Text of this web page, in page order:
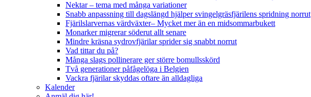
Nektar – tema med många variationer
Snabb anpassning till dagslängd hjälper svingelgräsfjärilens spridning norrut
Fjärilslarvernas värdväxter– Mycket mer än en midsommarbukett
Monarker migrerar söderut allt senare
Mindre kräsna sydrovfjärilar sprider sig snabbt norrut
Vad tittar du på?
Många slags pollinerare ger större bomullsskörd
Två generationer påfågelöga i Belgien
Vackra fjärilar skyddas oftare än alldagliga
Kalender